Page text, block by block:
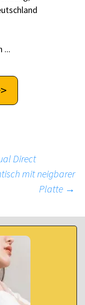
...
Direct
mit neigbarer
Platte →